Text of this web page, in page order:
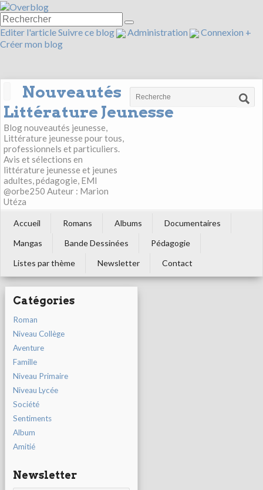
Editer l'articleSuivre ce blog Administration Connexion +
Créer mon blog
Nouveautés
Littérature Jeunesse
Blog nouveautés jeunesse,
Littérature jeunesse pour tous,
professionnels et particuliers.
Avis et sélections en
littérature jeunesse et jeunes
adultes, pédagogie, EMI
@orbe250 Auteur : Marion
Utéza
Accueil Romans Albums
Documentaires
Mangas
Bande Dessinées
Pédagogie
Listes par thème
Newsletter Contact
Catégories
Roman
Niveau Collège
Aventure
Famille
Niveau Primaire
Niveau Lycée
Société
Sentiments
Album
Amitié
Newsletter